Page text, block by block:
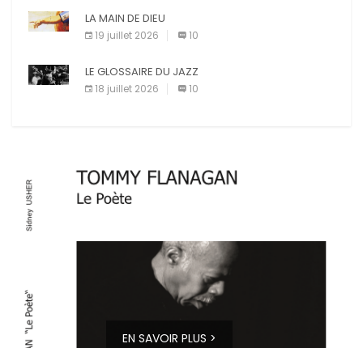
LA MAIN DE DIEU
19 juillet 2026 10
LE GLOSSAIRE DU JAZZ
18 juillet 2026 10
EN SAVOIR PLUS >